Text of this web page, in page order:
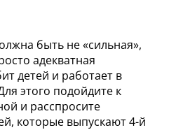
быть не «сильная»,
адекватная
детей и работает в
этого подойдите к
и расспросите
которые выпускают 4-й